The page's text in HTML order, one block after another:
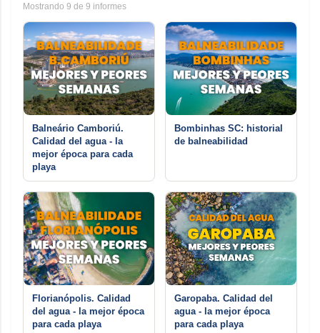
Mostrando 9 de 9 informes
Balneário Camboriú.
Calidad del agua - la
mejor época para cada
playa
Bombinhas SC: historial
de balneabilidad
Florianópolis. Calidad
del agua - la mejor época
para cada playa
Garopaba. Calidad del
agua - la mejor época
para cada playa